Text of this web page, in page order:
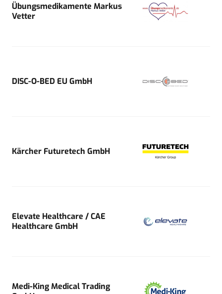
Übungsmedikamente Markus
Vetter
DISC-O-BED EU GmbH
Kärcher Futuretech GmbH
Elevate Healthcare / CAE
Healthcare GmbH
Medi-King Medical Trading